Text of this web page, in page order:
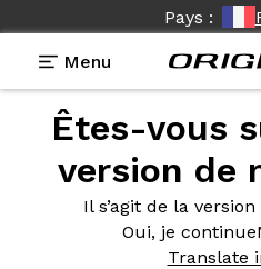
Pays :
Menu
Êtes-vous
version de
Il s’agit de la version
Oui, je continue
Translate
Rendez-vous Usine